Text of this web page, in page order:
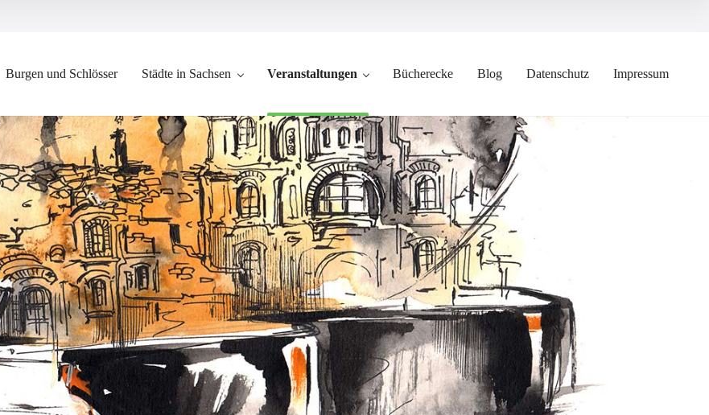
Burgen und Schlösser Städte in Sachsen Veranstaltungen Bücherecke Blog Datenschutz Impressum